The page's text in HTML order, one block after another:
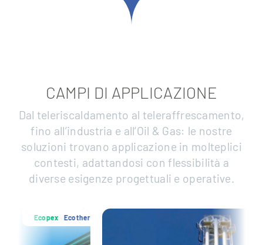
CAMPI DI APPLICAZIONE
Dal teleriscaldamento al teleraffrescamento,
fino all’industria e all’Oil & Gas: le nostre
soluzioni trovano applicazione in molteplici
contesti, adattandosi con flessibilità a
diverse esigenze progettuali e operative.
Ecotherm Ecopex